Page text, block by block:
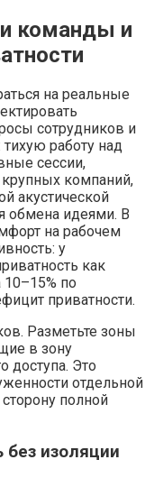
команды и
на реальные
сотрудников и
работу над
сессии,
компаний,
акустической
обмена идеями. В
на рабочем
у
как
по
приватности.
Разметьте зоны
в зону
доступа. Это
отдельной
полной
изоляции